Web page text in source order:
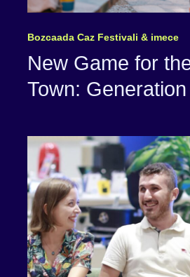
Bozcaada Caz Festivali & imece
New Game for
Town: